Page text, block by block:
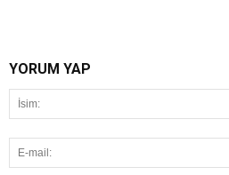
YORUM YAP